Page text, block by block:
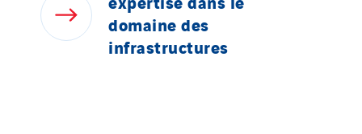
domainedes
infrastructures